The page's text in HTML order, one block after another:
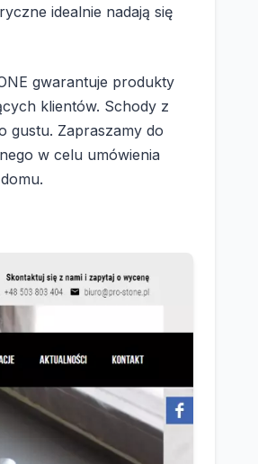
idealnie nadają się
gwarantuje produkty
klientów. Schody z
gustu. Zapraszamy do
w celu umówienia